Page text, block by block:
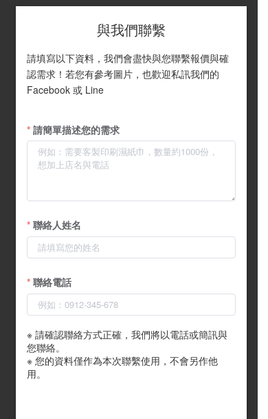
與我們聯繫
請填寫以下資料，我們會盡快與您聯繫報價與確
認需求！若您有參考圖片，也歡迎私訊我們的
Facebook 或 Line
請簡單描述您的需求
聯絡人姓名
聯絡電話
※ 請確認聯絡方式正確，我們將以電話或簡訊與
您聯絡。
※ 您的資料僅作為本次聯繫使用，不會另作他
用。